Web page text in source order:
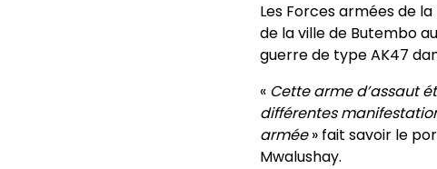
Les Forces armées de
de la ville de Butembo
guerre de type AK47
« Cette arme d’assaut
différentes
armée» fait savoir le
Mwalushay.